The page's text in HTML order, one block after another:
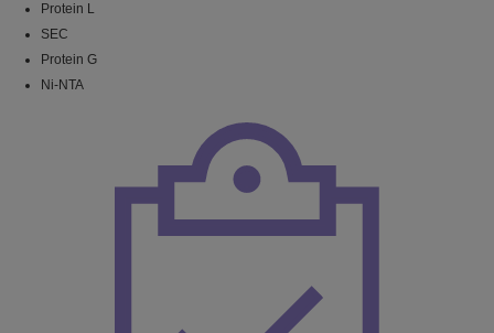
Protein L
SEC
Protein G
Ni-NTA